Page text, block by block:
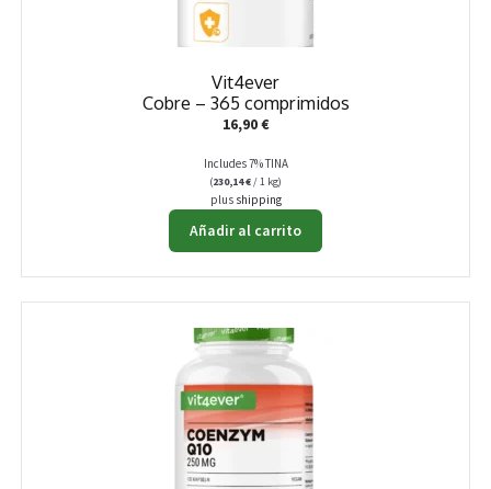
Vit4ever
Cobre – 365 comprimidos
16,90€
Includes 7% TINA
(230,14€/ 1 kg)
plus shipping
Añadir al carrito